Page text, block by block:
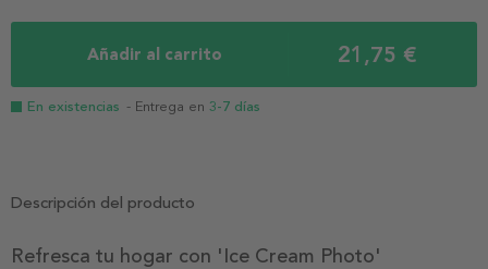
Añadir al carrito 21,75 €
En existencias - Entrega en 3-7 días
Descripción del producto
Refresca tu hogar con 'Ice Cream Photo'